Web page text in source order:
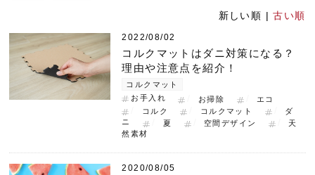
新しい順 |古い順
2022/08/02
コルクマットはダニ対策になる？
理由や注意点を紹介！
コルクマット
お手入れ
お掃除
エコ
コルク
コルクマット
ダ
ニ
夏 空間デザイン
天
然素材
2020/08/05